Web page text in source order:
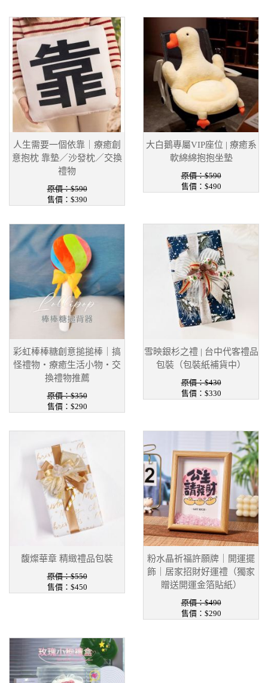
人生需要一個依靠｜療癒創
意抱枕 靠墊／沙發枕／交換
禮物
原價：$590
售價：$390
大白鵝專屬VIP座位 | 療癒系
軟綿綿抱抱坐墊
原價：$590
售價：$490
彩虹棒棒糖創意搥搥棒｜搞
怪禮物・療癒生活小物・交
換禮物推薦
原價：$350
售價：$290
雪映銀杉之禮 | 台中代客禮品
包裝（包裝紙補貨中）
原價：$430
售價：$330
馥燦華章 精緻禮品包裝
原價：$550
售價：$450
粉水晶祈福許願牌｜開運擺
飾｜居家招財好運禮（獨家
贈送開運金箔貼紙）
原價：$490
售價：$290